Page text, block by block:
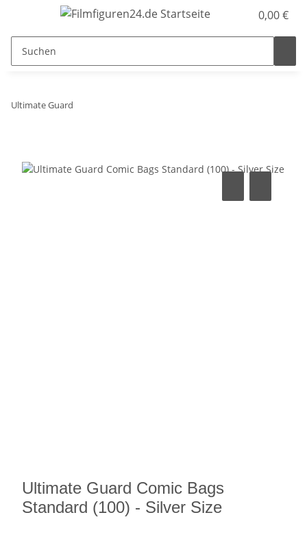
0,00 €
Ultimate Guard
Ultimate Guard Comic Bags
Standard (100) - Silver Size